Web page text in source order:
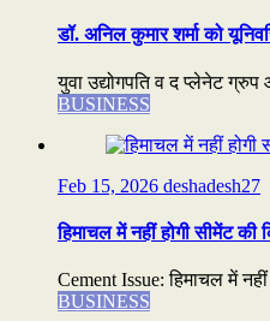
डॉ. अनिल कुमार शर्मा को
युवा उद्योगपति व द प्लेनेट
BUSINESS
Feb 15, 2026 deshadesh27
हिमाचल में नहीं होगी सीमेंट की
Cement Issue: हिमाचल में
BUSINESS